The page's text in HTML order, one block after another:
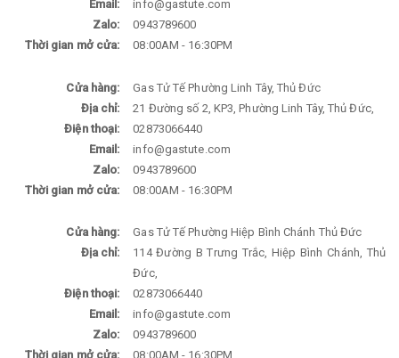
Email:
info@gastute.com
Zalo:
0943789600
Thời gian mở cửa:
08:00AM - 16:30PM
Cửa hàng:
Gas Tử Tế Phường Linh Tây, Thủ Đức
Địa chỉ:
21 Đường số 2, KP3, Phường Linh Tây, Thủ Đức,
Điện thoại:
02873066440
Email:
info@gastute.com
Zalo:
0943789600
Thời gian mở cửa:
08:00AM - 16:30PM
Cửa hàng:
Gas Tử Tế Phường Hiệp Bình Chánh Thủ Đức
Địa chỉ:
114 Đường B Trưng Trắc, Hiệp Bình Chánh, Thủ
Đức,
Điện thoại:
02873066440
Email:
info@gastute.com
Zalo:
0943789600
Thời gian mở cửa:
08:00AM - 16:30PM